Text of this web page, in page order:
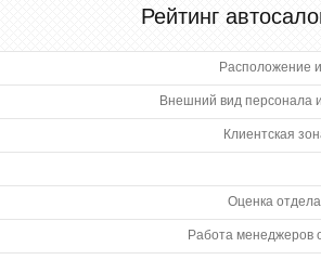
Рейтинг
Расположение
Внешний вид персонала
Клиентская
Оценка
Работа менеджеров